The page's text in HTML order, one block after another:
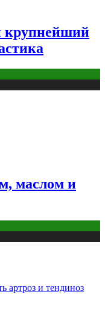
крупнейший
маслом и
артроз и тендиноз